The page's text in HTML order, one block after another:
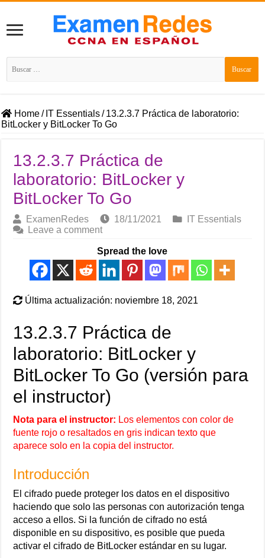
Buscar:
Home/ IT Essentials/ 13.2.3.7 Práctica de laboratorio:
BitLocker y BitLocker To Go
13.2.3.7 Práctica de
laboratorio: BitLocker y
BitLocker To Go
ExamenRedes 18/11/2021
IT Essentials
Leave a comment
Spread the love
Última actualización: noviembre 18, 2021
13.2.3.7 Práctica de
laboratorio: BitLocker y
BitLocker To Go (versión para
el instructor)
Nota para el instructor: Los elementos con color de
fuente rojo o resaltados en gris indican texto que
aparece solo en la copia del instructor.
Introducción
El cifrado puede proteger los datos en el dispositivo
haciendo que solo las personas con autorización tenga
acceso a ellos. Si la función de cifrado no está
disponible en su dispositivo, es posible que pueda
activar el cifrado de BitLocker estándar en su lugar.